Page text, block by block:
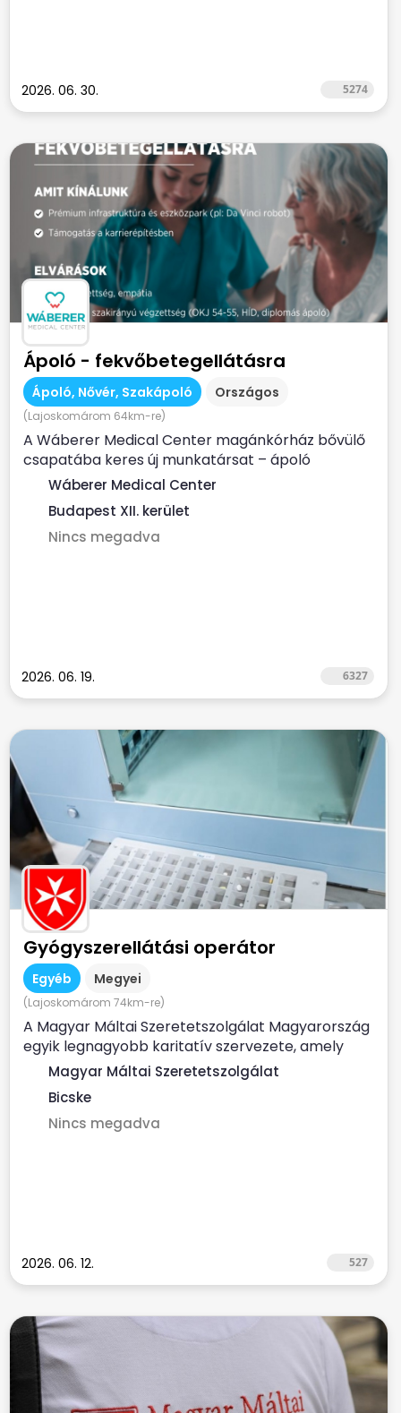
2026. 06. 30. 5274
Ápoló - fekvőbetegellátásra
Ápoló, Nővér, Szakápoló Országos
(Lajoskomárom 64km-re)
A Wáberer Medical Center magánkórház bővülő
csapatába keres új munkatársat – ápoló
munkakörbe fekvőbeteg...
Wáberer Medical Center
Budapest XII. kerület
Nincs megadva
2026. 06. 19. 6327
Gyógyszerellátási operátor
Egyéb Megyei
(Lajoskomárom 74km-re)
A Magyar Máltai Szeretetszolgálat Magyarország
egyik legnagyobb karitatív szervezete, amely
évente több százezer...
Magyar Máltai Szeretetszolgálat
Bicske
Nincs megadva
2026. 06. 12. 527